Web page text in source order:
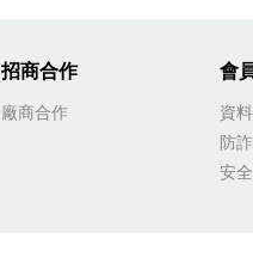
招商合作
廠商合作
會
資
防
安